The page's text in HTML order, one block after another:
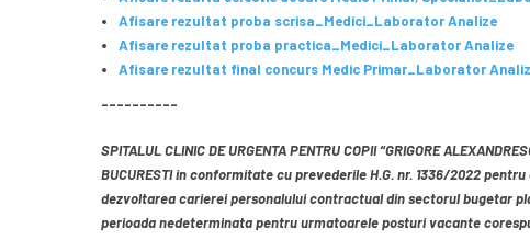
Afisare rezultat proba scrisa_Medici_Laborator Analize
Afisare rezultat proba practica_Medici_Laborator Analize
Afisare rezultat final concurs Medic Primar_Laborator
––––––––––
SPITALUL CLINIC DE URGENTA PENTRU COPII “GRIGORE
BUCURESTI in conformitate cu prevederile H.G. nr. 1336/2022
dezvoltarea carierei personalului contractual din sectorul bugetar
perioada nedeterminata pentru urmatoarele posturi vacante